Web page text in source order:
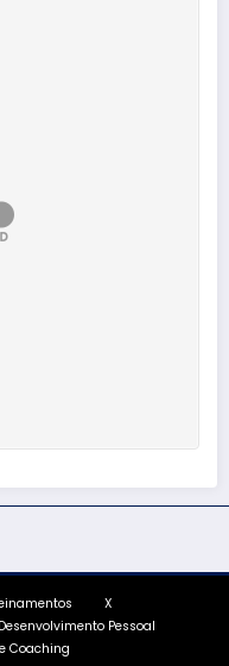
X
Desenvolvimento Pessoal
Coaching